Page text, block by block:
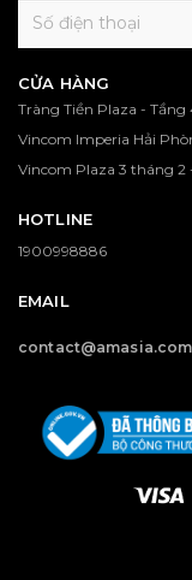
CỬA HÀNG
Tràng Tiền Plaza - Tầng
Vincom Imperia Hải
Vincom Plaza 3 tháng 2
HOTLINE
1900998886
EMAIL